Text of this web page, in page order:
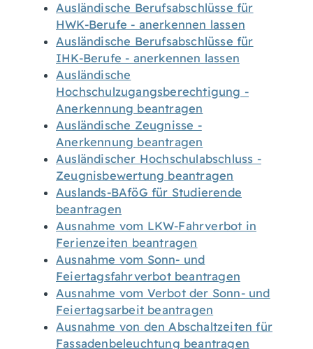
Ausländische Berufsabschlüsse für
HWK-Berufe - anerkennen lassen
Ausländische Berufsabschlüsse für
IHK-Berufe - anerkennen lassen
Ausländische
Hochschulzugangsberechtigung -
Anerkennung beantragen
Ausländische Zeugnisse -
Anerkennung beantragen
Ausländischer Hochschulabschluss -
Zeugnisbewertung beantragen
Auslands-BAföG für Studierende
beantragen
Ausnahme vom LKW-Fahrverbot in
Ferienzeiten beantragen
Ausnahme vom Sonn- und
Feiertagsfahrverbot beantragen
Ausnahme vom Verbot der Sonn- und
Feiertagsarbeit beantragen
Ausnahme von den Abschaltzeiten für
Fassadenbeleuchtung beantragen